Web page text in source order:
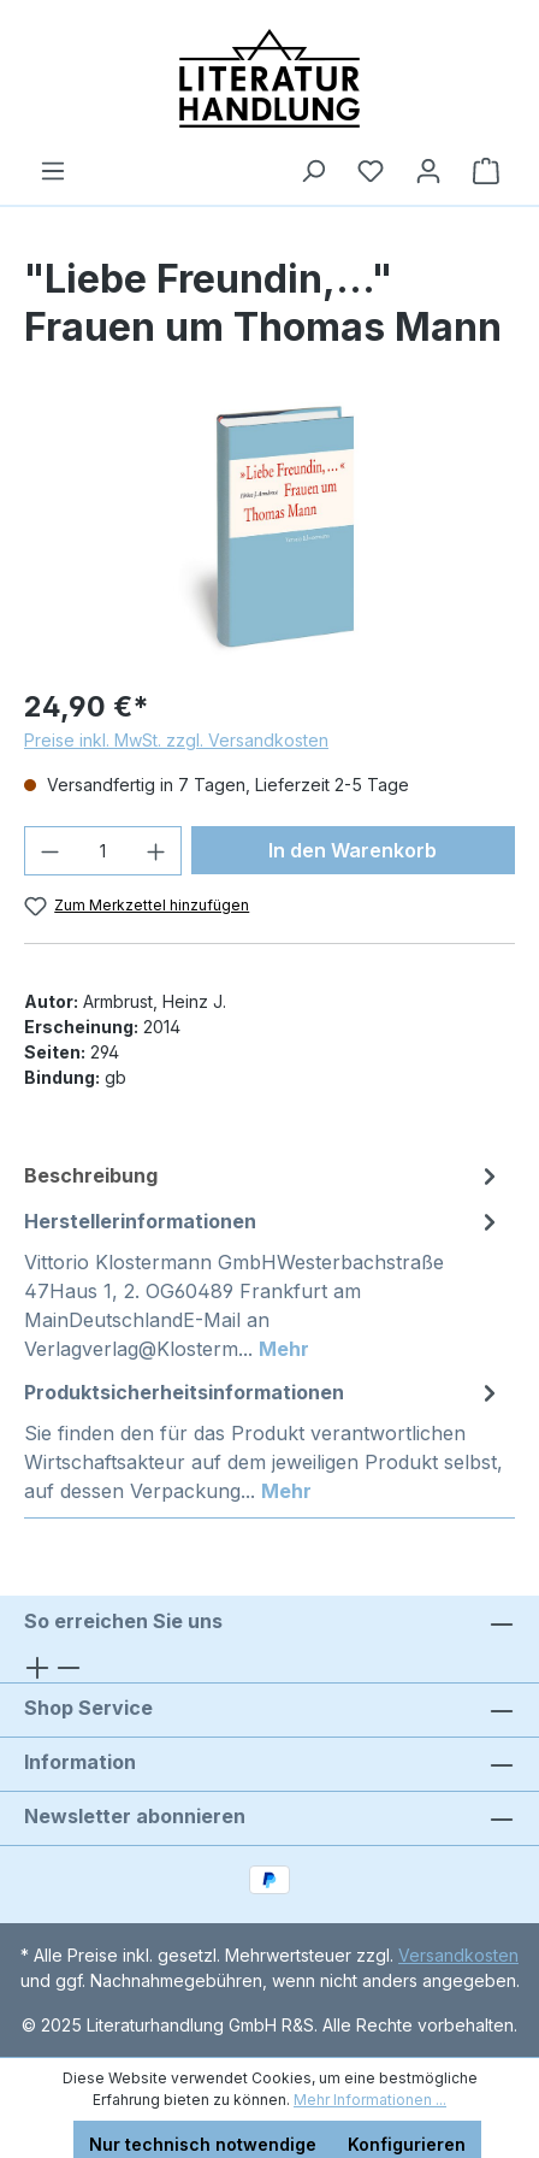
"Liebe Freundin,..."
Frauen um Thomas Mann
24,90 €*
Preise inkl. MwSt. zzgl. Versandkosten
Versandfertig in 7 Tagen, Lieferzeit 2-5 Tage
Produkt Anzahl: Gib denIn den Warenkorb
Zum Merkzettel hinzufügen
Autor: Armbrust, Heinz J.
Erscheinung: 2014
Seiten: 294
Bindung: gb
Beschreibung
Herstellerinformationen
Vittorio Klostermann GmbHWesterbachstraße
47Haus 1, 2. OG60489 Frankfurt am
MainDeutschlandE-Mail an
Verlagverlag@Klosterm... Mehr
Produktsicherheitsinformationen
Sie finden den für das Produkt verantwortlichen
Wirtschaftsakteur auf dem jeweiligen Produkt selbst,
auf dessen Verpackung... Mehr
So erreichen Sie uns
Shop Service
Information
Newsletter abonnieren
* Alle Preise inkl. gesetzl. Mehrwertsteuer zzgl. Versandkosten
und ggf. Nachnahmegebühren, wenn nicht anders angegeben.
© 2025 Literaturhandlung GmbH R&S. Alle Rechte vorbehalten.
Diese Website verwendet Cookies, um eine bestmögliche
Erfahrung bieten zu können. Mehr Informationen ...
Nur technisch notwendige Konfigurieren